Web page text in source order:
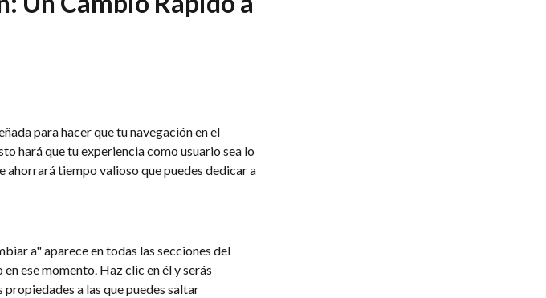
para hacer que tu navegación en el
hará que tu experiencia como usuario sea lo
tiempo valioso que puedes dedicar a
a" aparece en todas las secciones del
ese momento. Haz clic en él y serás
a las que puedes saltar